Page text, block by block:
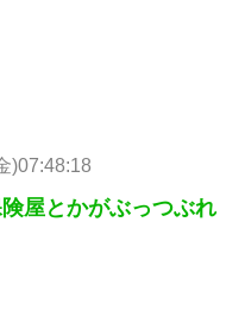
)07:48:18
屋とかがぶっつぶれ